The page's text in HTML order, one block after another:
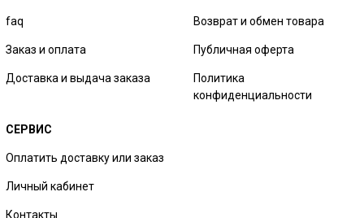
faq
Заказ и оплата
Доставка и выдача заказа
Возврат и обмен товара
Публичная оферта
Политика
конфиденциальности
СЕРВИС
Оплатить доставку или заказ
Личный кабинет
Контакты